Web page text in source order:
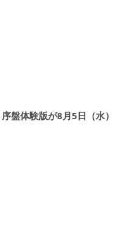
盤体験版が8月5日（水）